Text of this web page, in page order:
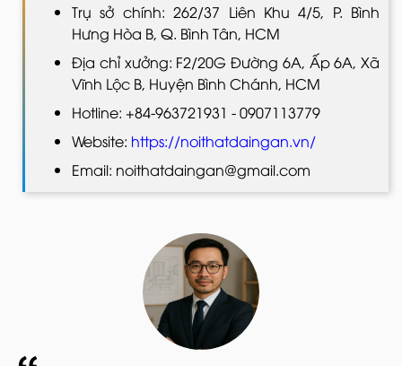
Trụ sở chính: 262/37 Liên Khu 4/5, P. Bình
Hưng Hòa B, Q. Bình Tân, HCM
Địa chỉ xưởng: F2/20G Đường 6A, Ấp 6A, Xã
Vĩnh Lộc B, Huyện Bình Chánh, HCM
Hotline: +84-963721931 - 0907113779
Website: https://noithatdaingan.vn/
Email: noithatdaingan@gmail.com